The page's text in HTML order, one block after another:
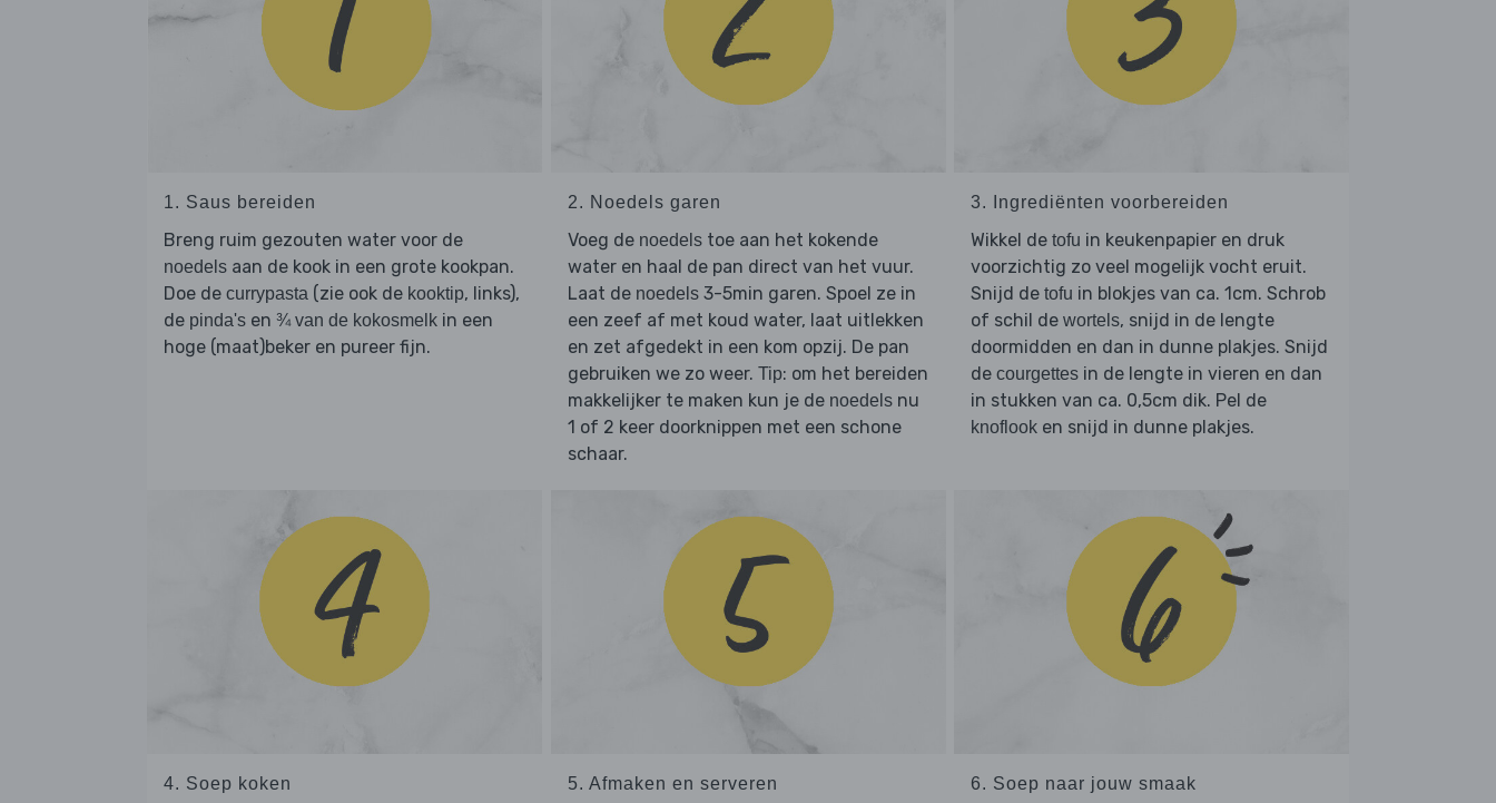
1. Saus bereiden
Breng ruim gezouten water voor de
noedels aan de kook in een grote kookpan.
Doe de currypasta (zie ook de kooktip, links),
de pinda's en ¾ van de kokosmelk in een
hoge (maat)beker en pureer fijn.
2. Noedels garen
Voeg de noedelstoe aan het kokende
water en haal de pan direct van het vuur.
Laat de noedels3-5min garen. Spoel ze in
een zeef af met koud water, laat uitlekken
en zet afgedekt in een kom opzij. De pan
gebruiken we zo weer. Tip: om het bereiden
makkelijker te maken kun je de noedelsnu
1 of 2 keer doorknippen met een schone
schaar.
3. Ingrediënten voorbereiden
Wikkel de tofu in keukenpapier en druk
voorzichtig zo veel mogelijk vocht eruit.
Snijd de tofu in blokjes van ca. 1cm. Schrob
of schil de wortels, snijd in de lengte
doormidden en dan in dunne plakjes. Snijd
de courgettes in de lengte in vieren en dan
in stukken van ca. 0,5cm dik. Pel de
knoflook en snijd in dunne plakjes.
4. Soep koken 5. Afmaken en serveren 6. Soep naar jouw smaak